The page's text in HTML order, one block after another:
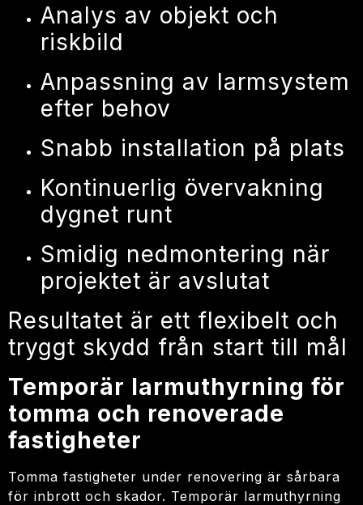
Analys av objekt och
riskbild
Anpassning av larmsystem
efter behov
Snabb installation på plats
Kontinuerlig övervakning
dygnet runt
Smidig nedmontering när
projektet är avslutat
Resultatet är ett flexibelt och
tryggt skydd från start till mål
Temporär larmuthyrning för
tomma och renoverade
fastigheter
Tomma fastigheter under renovering är sårbara
för inbrott och skador. Temporär larmuthyrning